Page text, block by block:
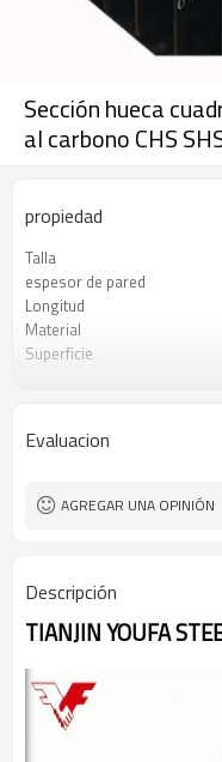
Sección hueca
al carbono CHS
propiedad
Talla
espesor de pared
Longitud
Material
Superficie
Estándar
Capacidad de producción
Solicitud
Evaluacion
AGREGAR UNA OPINIÓN
Descripción
TIANJIN YOUFA